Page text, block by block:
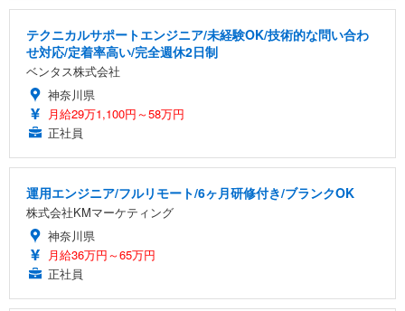
テクニカルサポートエンジニア/未経験OK/技術的な問い合わ
せ対応/定着率高い/完全週休2日制
ベンタス株式会社
神奈川県
月給29万1,100円～58万円
正社員
運用エンジニア/フルリモート/6ヶ月研修付き/ブランクOK
株式会社KMマーケティング
神奈川県
月給36万円～65万円
正社員